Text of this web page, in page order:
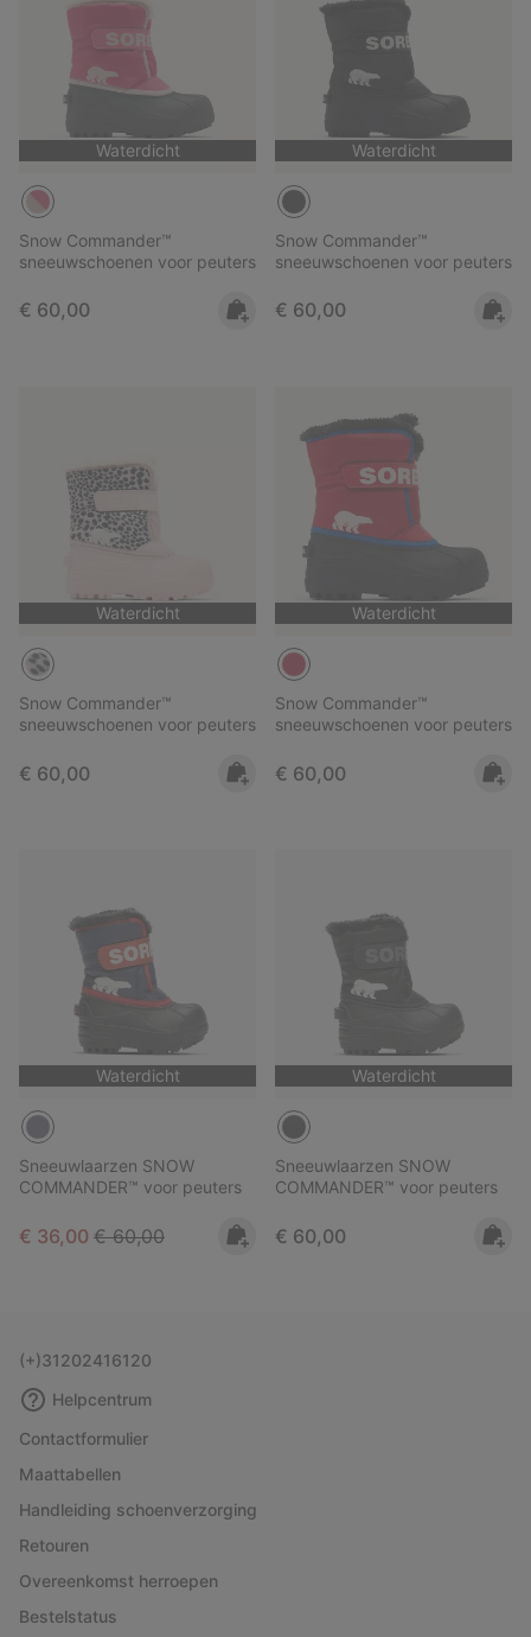
Waterdicht
Snow Commander™
sneeuwschoenen voor peuters
Regular price:
€ 60,00
Waterdicht
Snow Commander™
sneeuwschoenen voor peuters
Regular price:
€ 60,00
Waterdicht
Snow Commander™
sneeuwschoenen voor peuters
Regular price:
€ 60,00
Waterdicht
Snow Commander™
sneeuwschoenen voor peuters
Regular price:
€ 60,00
Waterdicht
Sneeuwlaarzen SNOW
COMMANDER™ voor peuters
Sale price:
€ 36,00 Regular price:
€ 60,00
Waterdicht
Sneeuwlaarzen SNOW
COMMANDER™ voor peuters
Regular price:
€ 60,00
(+)31202416120
Helpcentrum
Contactformulier
Maattabellen
Handleiding schoenverzorging
Retouren
Overeenkomst herroepen
Bestelstatus